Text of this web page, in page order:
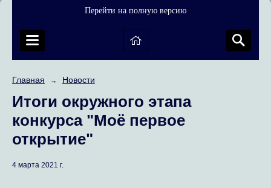
Перейти на полную версию
Главная → Новости
Итоги окружного этапа
конкурса "Моё первое
открытие"
4 марта 2021 г.